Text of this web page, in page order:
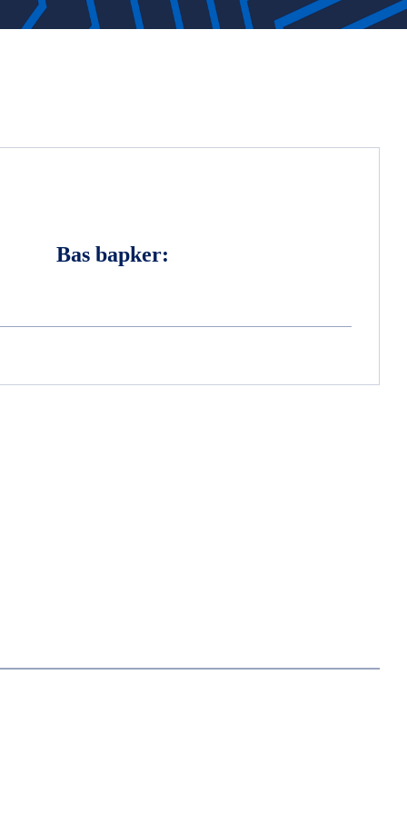
Bas bapker: